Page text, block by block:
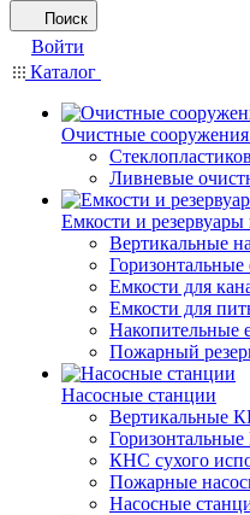
Поиск
Войти
Каталог
Очистные
Ливневые
Емкости и резервуары
Вертикальные
Емкости для
Емкости для
Накопительные
Пожарный
Насосные станции
Вертикальные
КНС сухого
Пожарные
Насосные